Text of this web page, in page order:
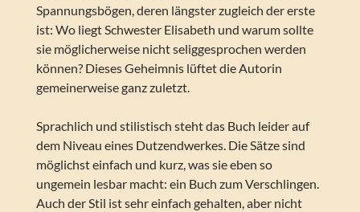
Spannungsbögen, deren längster zugleich der erste
ist: Wo liegt Schwester Elisabeth und warum sollte
sie möglicherweise nicht seliggesprochen werden
können? Dieses Geheimnis lüftet die Autorin
gemeinerweise ganz zuletzt.
Sprachlich und stilistisch steht das Buch leider auf
dem Niveau eines Dutzendwerkes. Die Sätze sind
möglichst einfach und kurz, was sie eben so
ungemein lesbar macht: ein Buch zum Verschlingen.
Auch der Stil ist sehr einfach gehalten, aber nicht